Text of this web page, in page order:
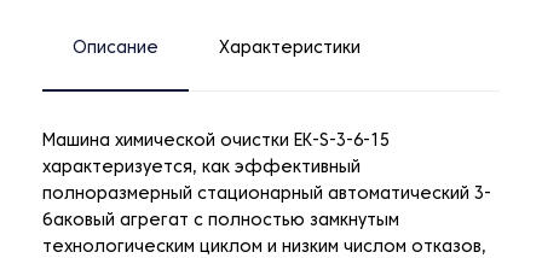
Описание Характеристики
Машина химической очистки EK-S-3-6-15
характеризуется, как эффективный
полноразмерный стационарный автоматический 3-
баковый агрегат с полностью замкнутым
технологическим циклом и низким числом отказов,